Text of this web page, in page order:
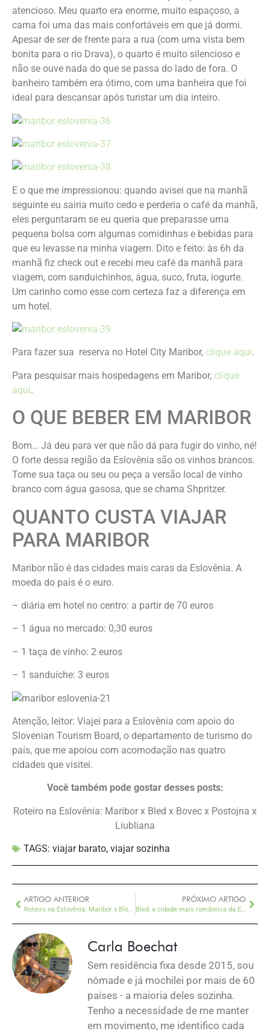
atencioso. Meu quarto era enorme, muito espaçoso, a
cama foi uma das mais confortáveis em que já dormi.
Apesar de ser de frente para a rua (com uma vista bem
bonita para o rio Drava), o quarto é muito silencioso e
não se ouve nada do que se passa do lado de fora. O
banheiro também era ótimo, com uma banheira que foi
ideal para descansar após turistar um dia inteiro.
E o que me impressionou: quando avisei que na manhã
seguinte eu sairia muito cedo e perderia o café da manhã,
eles perguntaram se eu queria que preparasse uma
pequena bolsa com algumas comidinhas e bebidas para
que eu levasse na minha viagem. Dito e feito: às 6h da
manhã fiz check out e recebi meu café da manhã para
viagem, com sanduichinhos, água, suco, fruta, iogurte.
Um carinho como esse com certeza faz a diferença em
um hotel.
Para fazer sua reserva no Hotel City Maribor, clique aqui.
Para pesquisar mais hospedagens em Maribor, clique
aqui.
O QUE BEBER EM MARIBOR
Bom… Já deu para ver que não dá para fugir do vinho, né!
O forte dessa região da Eslovênia são os vinhos brancos.
Tome sua taça ou seu ou peça a versão local de vinho
branco com água gasosa, que se chama Shpritzer.
QUANTO CUSTA VIAJAR
PARA MARIBOR
Maribor não é das cidades mais caras da Eslovênia. A
moeda do país é o euro.
– diária em hotel no centro: a partir de 70 euros
– 1 água no mercado: 0,30 euros
– 1 taça de vinho: 2 euros
– 1 sanduíche: 3 euros
Atenção, leitor: Viajei para a Eslovênia com apoio do
Slovenian Tourism Board, o departamento de turismo do
país, que me apoiou com acomodação nas quatro
cidades que visitei.
Você também pode gostar desses posts:
Roteiro na Eslovênia: Maribor x Bled x Bovec x Postojna x
Liubliana
TAGS: viajar barato, viajar sozinha
ARTIGO ANTERIOR
Roteiro na Eslovênia: Maribor x Bled x Bovec x Postojna x Liubliana
PRÓXIMO ARTIGO
Bled, a cidade mais romântica da Eslovênia – e entre as mais da Europa
Carla Boechat
Sem residência fixa desde 2015, sou
nômade e já mochilei por mais de 60
países - a maioria deles sozinha.
Tenho a necessidade de me manter
em movimento, me identifico cada